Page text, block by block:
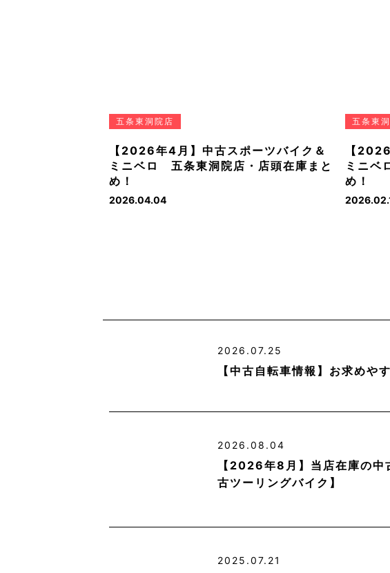
五条東洞院店
【2026年4月】中古スポーツバイク＆
ミニベロ 五条東洞院店・店頭在庫まと
め！
2026.04.04
五条東
【
ミニベ
め！
2026.07.25
【中古自転車情報】お求めや
2026.08.04
【2026年8月】当店在庫の中
古ツーリングバイク】
2025.07.21